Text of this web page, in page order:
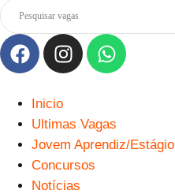
Inicio
Ultimas Vagas
Jovem Aprendiz/Estágio
Concursos
Notícias